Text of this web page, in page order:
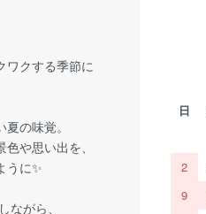
ワクする季節に
の味覚。
や思い出を、
うに✨
がら、
日
2
9